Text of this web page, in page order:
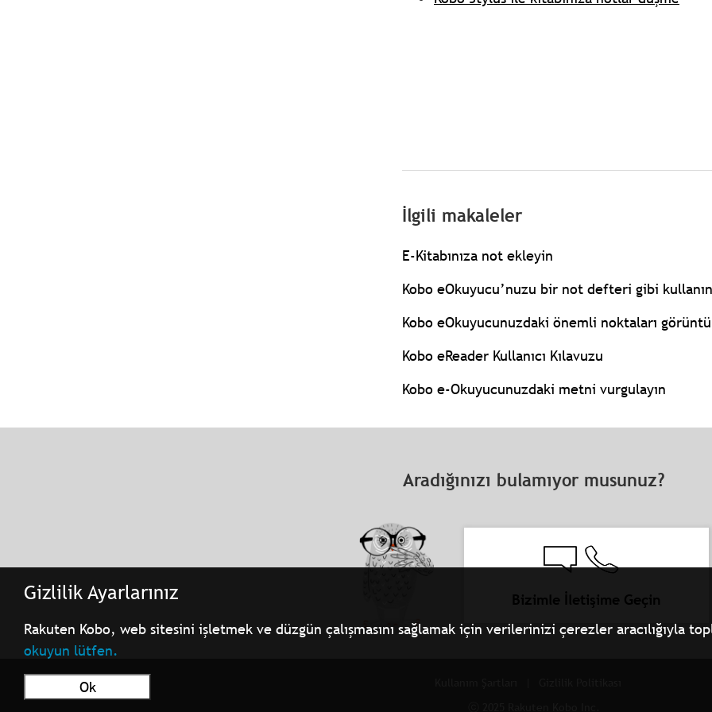
Gizlilik Ayarlarınız
Rakuten Kobo, web sitesini işletmek ve düzgün çalışmasını sağlamak için verilerinizi çerezler aracılığıyla
okuyun lütfen.
Ok
İlgili makaleler
E-Kitabınıza not ekleyin
Kobo eOkuyucu’nuzu bir not defteri gibi kullanın
Kobo eOkuyucunuzdaki önemli noktaları
Kobo eReader Kullanıcı Kılavuzu
Kobo e-Okuyucunuzdaki metni vurgulayın
Aradığınızı bulamıyor musunuz?
Bizimle İletişime Geçin